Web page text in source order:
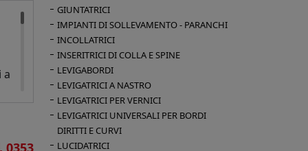
a
0353
GIUNTATRICI
IMPIANTI DI SOLLEVAMENTO - PARANCHI
INCOLLATRICI
INSERITRICI DI COLLA E SPINE
LEVIGABORDI
LEVIGATRICI A NASTRO
LEVIGATRICI PER VERNICI
LEVIGATRICI UNIVERSALI PER BORDI
DIRITTI E CURVI
LUCIDATRICI